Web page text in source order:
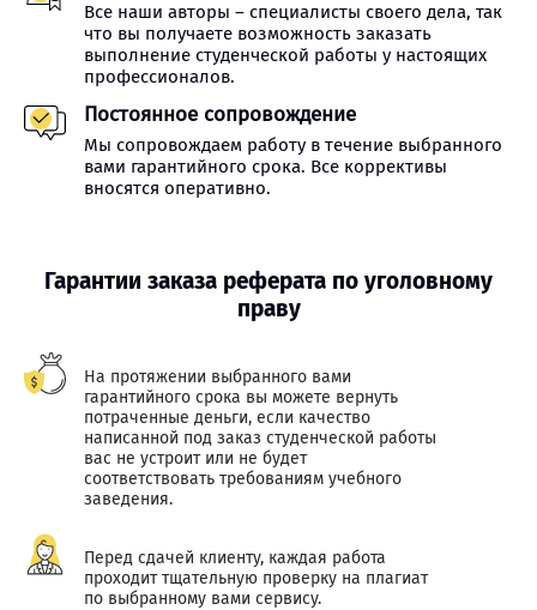
Все наши авторы – специалисты своего дела, так
что вы получаете возможность заказать
выполнение студенческой работы у настоящих
профессионалов.
Постоянное сопровождение
Мы сопровождаем работу в течение выбранного
вами гарантийного срока. Все коррективы
вносятся оперативно.
Гарантии заказа реферата по уголовному
праву
На протяжении выбранного вами
гарантийного срока вы можете вернуть
потраченные деньги, если качество
написанной под заказ студенческой работы
вас не устроит или не будет
соответствовать требованиям учебного
заведения.
Перед сдачей клиенту, каждая работа
проходит тщательную проверку на плагиат
по выбранному вами сервису.